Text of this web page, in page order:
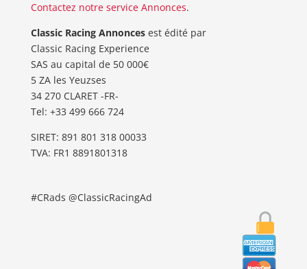
Contactez notre service Annonces.
Classic Racing Annoncesest édité par
Classic Racing Experience
SAS au capital de 50 000€
5 ZA les Yeuzses
34 270 CLARET -FR-
Tel: ‭+33 499 666 724‬
SIRET: 891 801 318 00033
TVA: FR1 8891801318
#CRads @ClassicRacingAd